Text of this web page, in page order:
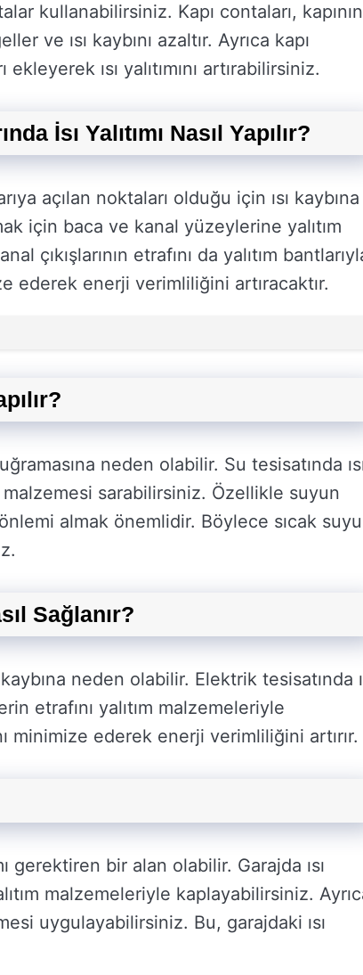
kullanabilirsiniz. Kapı contaları, kapının
ve ısı kaybını azaltır. Ayrıca kapı
ısı yalıtımını artırabilirsiniz.
İsı Yalıtımı Nasıl Yapılır?
açılan noktaları olduğu için ısı kaybına
için baca ve kanal yüzeylerine yalıtım
çıkışlarının etrafını da yalıtım
ederek enerji verimliliğini artıracaktır.
neden olabilir. Su tesisatında
malzemesi sarabilirsiniz. Özellikle suyun
almak önemlidir. Böylece sıcak
Sağlanır?
neden olabilir. Elektrik tesisatında
etrafını yalıtım malzemeleriyle
minimize ederek enerji verimliliğini artırır.
gerektiren bir alan olabilir. Garajda ısı
malzemeleriyle kaplayabilirsiniz.
uygulayabilirsiniz. Bu, garajdaki ısı